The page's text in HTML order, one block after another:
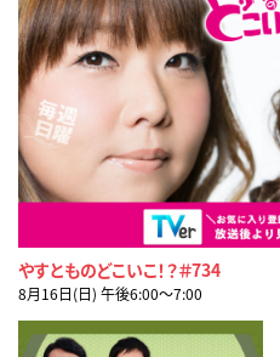
やすとものどこいこ！？＃734
8月16日(日) 午後6:00〜7:00